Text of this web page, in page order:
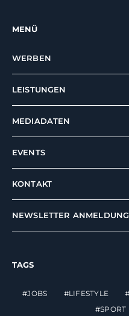
MENÜ
WERBEN
LEISTUNGEN
MEDIADATEN
EVENTS
KONTAKT
NEWSLETTER ANMELDUNG
TAGS
JOBS LIFESTYLE
SPORT